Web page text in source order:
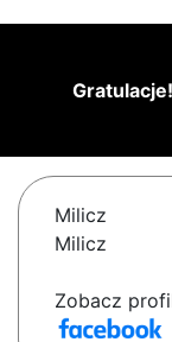
Gratulacje!
Milicz
Milicz
Zobacz